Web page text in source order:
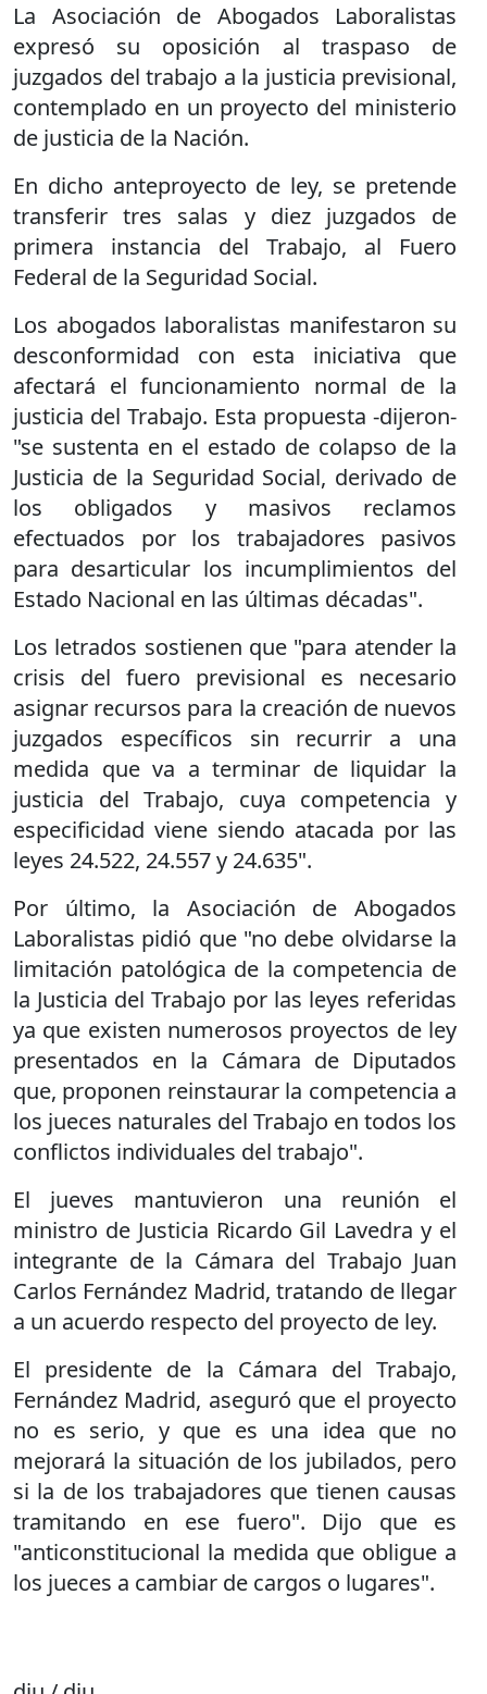
La Asociación de Abogados Laboralistas
expresó su oposición al traspaso de
juzgados del trabajo a la justicia previsional,
contemplado en un proyecto del ministerio
de justicia de la Nación.
En dicho anteproyecto de ley, se pretende
transferir tres salas y diez juzgados de
primera instancia del Trabajo, al Fuero
Federal de la Seguridad Social.
Los abogados laboralistas manifestaron su
desconformidad con esta iniciativa que
afectará el funcionamiento normal de la
justicia del Trabajo. Esta propuesta -dijeron-
"se sustenta en el estado de colapso de la
Justicia de la Seguridad Social, derivado de
los obligados y masivos reclamos
efectuados por los trabajadores pasivos
para desarticular los incumplimientos del
Estado Nacional en las últimas décadas".
Los letrados sostienen que "para atender la
crisis del fuero previsional es necesario
asignar recursos para la creación de nuevos
juzgados específicos sin recurrir a una
medida que va a terminar de liquidar la
justicia del Trabajo, cuya competencia y
especificidad viene siendo atacada por las
leyes 24.522, 24.557 y 24.635".
Por último, la Asociación de Abogados
Laboralistas pidió que "no debe olvidarse la
limitación patológica de la competencia de
la Justicia del Trabajo por las leyes referidas
ya que existen numerosos proyectos de ley
presentados en la Cámara de Diputados
que, proponen reinstaurar la competencia a
los jueces naturales del Trabajo en todos los
conflictos individuales del trabajo".
El jueves mantuvieron una reunión el
ministro de Justicia Ricardo Gil Lavedra y el
integrante de la Cámara del Trabajo Juan
Carlos Fernández Madrid, tratando de llegar
a un acuerdo respecto del proyecto de ley.
El presidente de la Cámara del Trabajo,
Fernández Madrid, aseguró que el proyecto
no es serio, y que es una idea que no
mejorará la situación de los jubilados, pero
si la de los trabajadores que tienen causas
tramitando en ese fuero". Dijo que es
"anticonstitucional la medida que obligue a
los jueces a cambiar de cargos o lugares".